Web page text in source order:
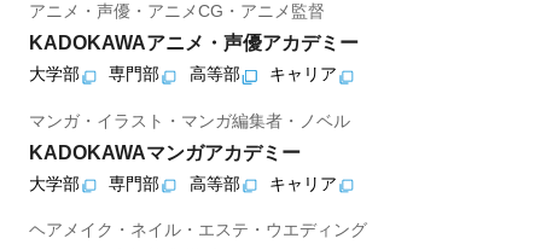
アニメ・声優・アニメCG・アニメ監督
KADOKAWAアニメ・声優アカデミー
大学部 専門部 高等部 キャリア
マンガ・イラスト・マンガ編集者・ノベル
KADOKAWAマンガアカデミー
大学部 専門部 高等部 キャリア
ヘアメイク・ネイル・エステ・ウエディング